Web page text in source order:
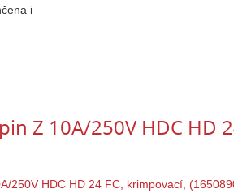
i
Z 10A/250V HDC HD